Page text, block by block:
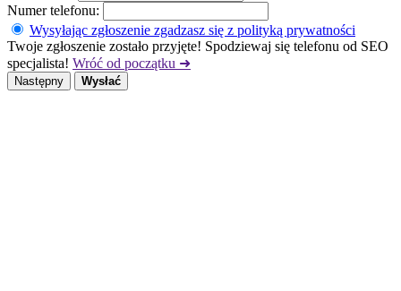
Numer telefonu:
Wysyłając zgłoszenie zgadzasz się z polityką prywatności
Twoje zgłoszenie zostało przyjęte! Spodziewaj się telefonu od SEO
specjalista! Wróć od początku ➜
Następny Wysłać